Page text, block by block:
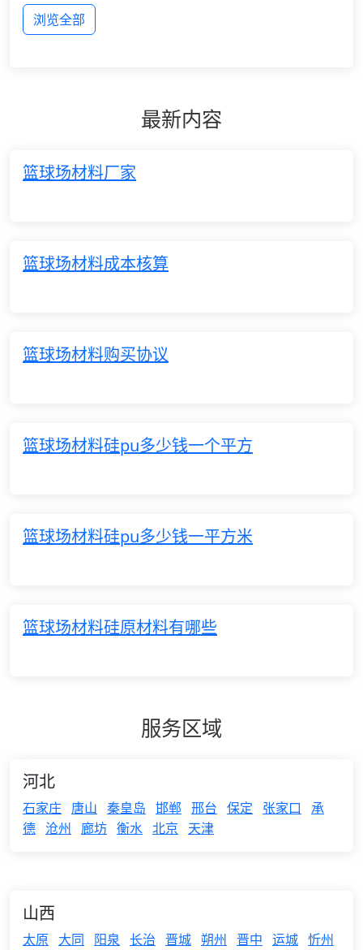
浏览全部
最新内容
篮球场材料厂家
篮球场材料成本核算
篮球场材料购买协议
篮球场材料硅pu多少钱一个平方
篮球场材料硅pu多少钱一平方米
篮球场材料硅原材料有哪些
服务区域
河北
石家庄 唐山 秦皇岛 邯郸 邢台 保定 张家口
承
德 沧州 廊坊 衡水 北京 天津
山西
太原 大同 阳泉 长治 晋城 朔州 晋中 运城 忻州